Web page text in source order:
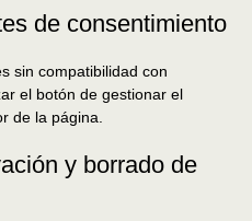
de consentimiento
sin compatibilidad con
el botón de gestionar el
de la página.
y borrado de